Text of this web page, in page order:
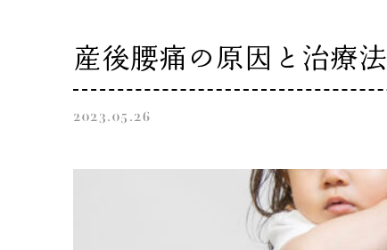
産後腰痛の原因と治療法
2023.05.26